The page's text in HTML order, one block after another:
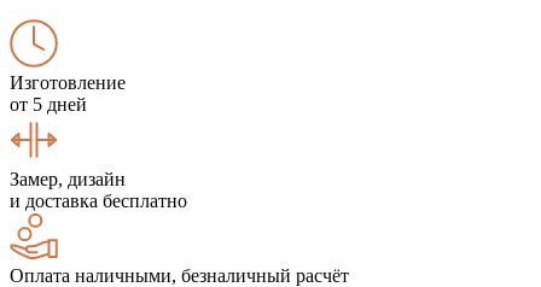
Изготовление
от 5 дней
Замер, дизайн
и доставка бесплатно
Оплата наличными, безналичный расчёт